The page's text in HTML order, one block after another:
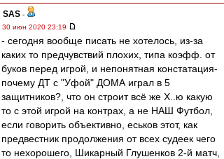
SAS -
30 июн 2020 23:19
- сегодня вообще писать не хотелось, из-за
каких то предчувствий плохих, типа коэфф. от
буков перед игрой, и непонятная констатация-
почему ДТ с "Уфой" ДОМА играл в 5
защитников?, что он строит всё же Х..ю какую
то с этой игрой на контрах, а не НАШ Футбол,
если говорить объективно, еськов этот, как
предвестник продолжения от всех судеек чего
то нехорошего, Шикарный Глушенков 2-й матч,